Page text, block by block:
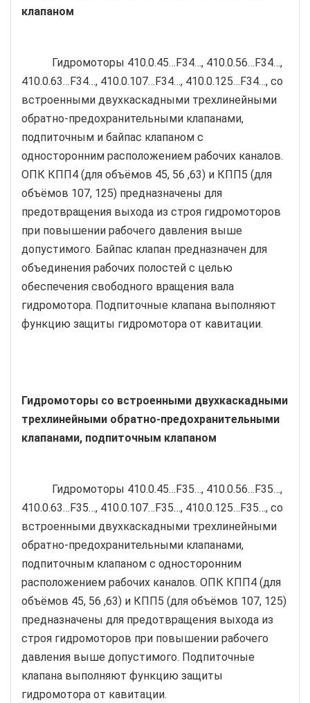
клапаном
Гидромоторы 410.0.45…F34…, 410.0.56…F34…,
410.0.63…F34…, 410.0.107…F34…, 410.0.125…F34…, со
встроенными двухкаскадными трехлинейными
обратно-предохранительными клапанами,
подпиточным и байпас клапаном с
односторонним расположением рабочих каналов.
ОПК КПП4 (для объёмов 45, 56 ,63) и КПП5 (для
объёмов 107, 125) предназначены для
предотвращения выхода из строя гидромоторов
при повышении рабочего давления выше
допустимого. Байпас клапан предназначен для
объединения рабочих полостей с целью
обеспечения свободного вращения вала
гидромотора. Подпиточные клапана выполняют
функцию защиты гидромотора от кавитации.
Гидромоторы со встроенными двухкаскадными
трехлинейными обратно-предохранительными
клапанами, подпиточным клапаном
Гидромоторы 410.0.45…F35…, 410.0.56…F35…,
410.0.63…F35…, 410.0.107…F35…, 410.0.125…F35…, со
встроенными двухкаскадными трехлинейными
обратно-предохранительными клапанами,
подпиточным клапаном с односторонним
расположением рабочих каналов. ОПК КПП4 (для
объёмов 45, 56 ,63) и КПП5 (для объёмов 107, 125)
предназначены для предотвращения выхода из
строя гидромоторов при повышении рабочего
давления выше допустимого. Подпиточные
клапана выполняют функцию защиты
гидромотора от кавитации.